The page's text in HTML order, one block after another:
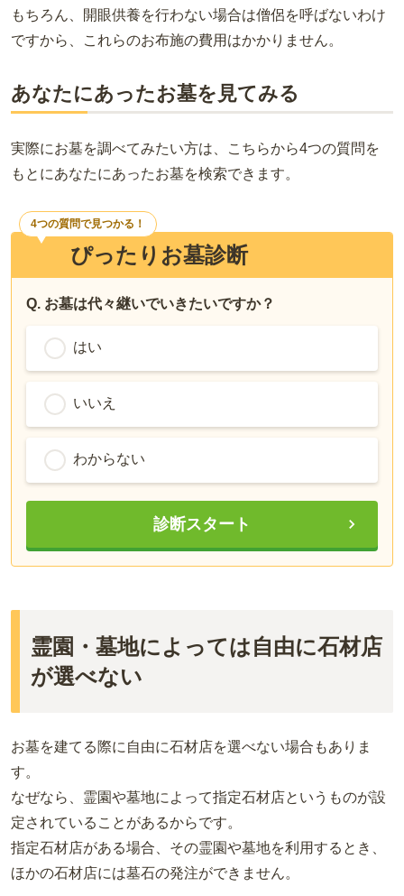
もちろん、開眼供養を行わない場合は僧侶を呼ばないわけ
ですから、これらのお布施の費用はかかりません。
あなたにあったお墓を見てみる
実際にお墓を調べてみたい方は、こちらから4つの質問を
もとにあなたにあったお墓を検索できます。
ぴったりお墓診断
4つの質問で見つかる！
Q. お墓は代々継いでいきたいですか？
はい
いいえ
わからない
診断スタート
霊園・墓地によっては自由に石材店
が選べない
お墓を建てる際に自由に石材店を選べない場合もありま
す。
なぜなら、霊園や墓地によって指定石材店というものが設
定されていることがあるからです。
指定石材店がある場合、その霊園や墓地を利用するとき、
ほかの石材店には墓石の発注ができません。